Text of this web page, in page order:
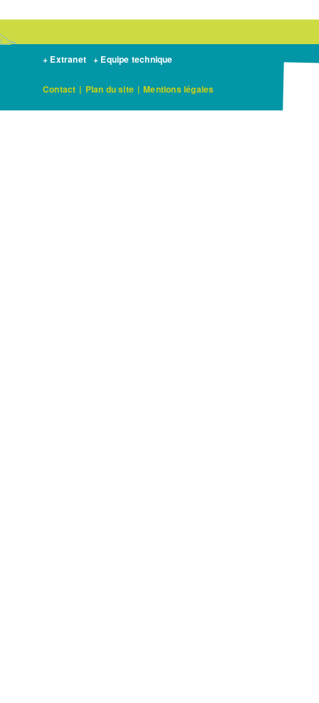
+ Extranet + Equipe technique
Contact | Plan du site | Mentions légales